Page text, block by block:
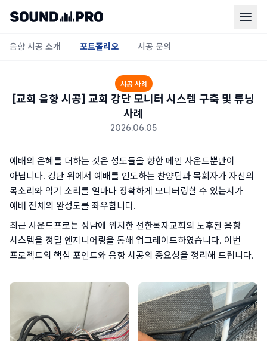
음향 시공 소개 포트폴리오 시공 문의
시공 사례
[교회 음향 시공] 교회 강단 모니터 시스템 구축 및 튜닝
사례
2026.06.05
예배의 은혜를 더하는 것은 성도들을 향한 메인 사운드뿐만이
아닙니다. 강단 위에서 예배를 인도하는 찬양팀과 목회자가 자신의
목소리와 악기 소리를 얼마나 정확하게 모니터링할 수 있는지가
예배 전체의 완성도를 좌우합니다.
최근 사운드프로는 성남에 위치한 선한목자교회의 노후된 음향
시스템을 정밀 엔지니어링을 통해 업그레이드하였습니다. 이번
프로젝트의 핵심 포인트와 음향 시공의 중요성을 정리해 드립니다.